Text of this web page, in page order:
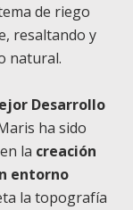
de riego
resaltando y
natural.
Desarrollo
ha sido
la creación
entorno
la topografía